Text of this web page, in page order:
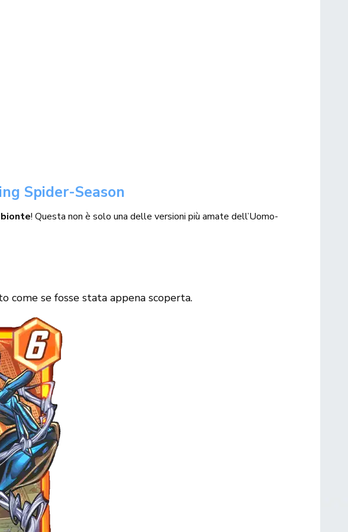
Spider-Season
! Questa non è solo una delle versioni più amate dell’Uomo-
come se fosse stata appena scoperta.